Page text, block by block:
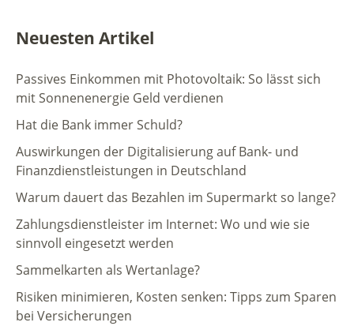
Neuesten Artikel
Passives Einkommen mit Photovoltaik: So lässt sich
mit Sonnenenergie Geld verdienen
Hat die Bank immer Schuld?
Auswirkungen der Digitalisierung auf Bank- und
Finanzdienstleistungen in Deutschland
Warum dauert das Bezahlen im Supermarkt so lange?
Zahlungsdienstleister im Internet: Wo und wie sie
sinnvoll eingesetzt werden
Sammelkarten als Wertanlage?
Risiken minimieren, Kosten senken: Tipps zum Sparen
bei Versicherungen